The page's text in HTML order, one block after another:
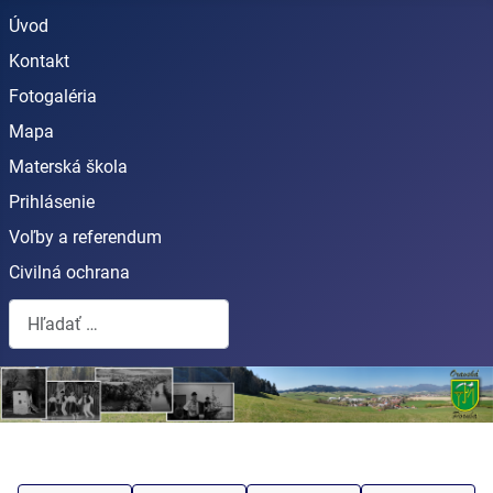
Úvod
Kontakt
Fotogaléria
Mapa
Materská škola
Prihlásenie
Voľby a referendum
Civilná ochrana
Hľadať...